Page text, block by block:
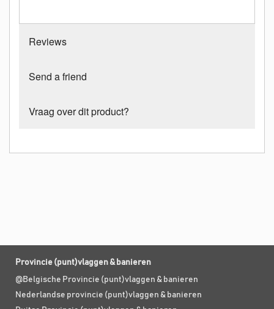
Reviews
Send a friend
Vraag over dit product?
Provincie (punt)vlaggen & banieren
@Belgische Provincie (punt)vlaggen & banieren
Nederlandse provincie (punt)vlaggen & banieren